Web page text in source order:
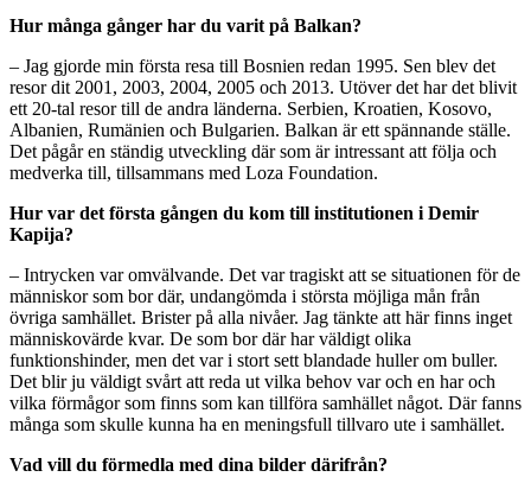
Hur många gånger har du varit på Balkan?
– Jag gjorde min första resa till Bosnien redan 1995. Sen blev det
resor dit 2001, 2003, 2004, 2005 och 2013. Utöver det har det blivit
ett 20-tal resor till de andra länderna. Serbien, Kroatien, Kosovo,
Albanien, Rumänien och Bulgarien. Balkan är ett spännande ställe.
Det pågår en ständig utveckling där som är intressant att följa och
medverka till, tillsammans med Loza Foundation.
Hur var det första gången du kom till institutionen i Demir
Kapija?
– Intrycken var omvälvande. Det var tragiskt att se situationen för de
människor som bor där, undangömda i största möjliga mån från
övriga samhället. Brister på alla nivåer. Jag tänkte att här finns inget
människovärde kvar. De som bor där har väldigt olika
funktionshinder, men det var i stort sett blandade huller om buller.
Det blir ju väldigt svårt att reda ut vilka behov var och en har och
vilka förmågor som finns som kan tillföra samhället något. Där fanns
många som skulle kunna ha en meningsfull tillvaro ute i samhället.
Vad vill du förmedla med dina bilder därifrån?